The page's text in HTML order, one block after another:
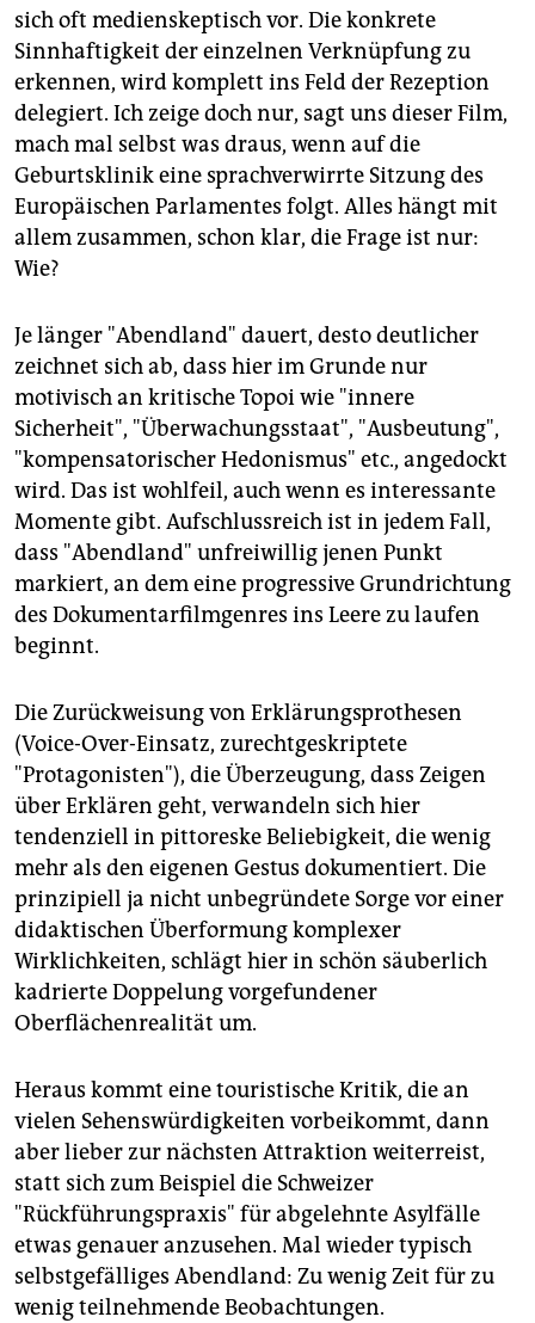
sich oft medienskeptisch vor. Die konkrete
Sinnhaftigkeit der einzelnen Verknüpfung zu
erkennen, wird komplett ins Feld der Rezeption
delegiert. Ich zeige doch nur, sagt uns dieser Film,
mach mal selbst was draus, wenn auf die
Geburtsklinik eine sprachverwirrte Sitzung des
Europäischen Parlamentes folgt. Alles hängt mit
allem zusammen, schon klar, die Frage ist nur:
Wie?
Je länger "Abendland" dauert, desto deutlicher
zeichnet sich ab, dass hier im Grunde nur
motivisch an kritische Topoi wie "innere
Sicherheit", "Überwachungsstaat", "Ausbeutung",
"kompensatorischer Hedonismus" etc., angedockt
wird. Das ist wohlfeil, auch wenn es interessante
Momente gibt. Aufschlussreich ist in jedem Fall,
dass "Abendland" unfreiwillig jenen Punkt
markiert, an dem eine progressive Grundrichtung
des Dokumentarfilmgenres ins Leere zu laufen
beginnt.
Die Zurückweisung von Erklärungsprothesen
(Voice-Over-Einsatz, zurechtgeskriptete
"Protagonisten"), die Überzeugung, dass Zeigen
über Erklären geht, verwandeln sich hier
tendenziell in pittoreske Beliebigkeit, die wenig
mehr als den eigenen Gestus dokumentiert. Die
prinzipiell ja nicht unbegründete Sorge vor einer
didaktischen Überformung komplexer
Wirklichkeiten, schlägt hier in schön säuberlich
kadrierte Doppelung vorgefundener
Oberflächenrealität um.
Heraus kommt eine touristische Kritik, die an
vielen Sehenswürdigkeiten vorbeikommt, dann
aber lieber zur nächsten Attraktion weiterreist,
statt sich zum Beispiel die Schweizer
"Rückführungspraxis" für abgelehnte Asylfälle
etwas genauer anzusehen. Mal wieder typisch
selbstgefälliges Abendland: Zu wenig Zeit für zu
wenig teilnehmende Beobachtungen.